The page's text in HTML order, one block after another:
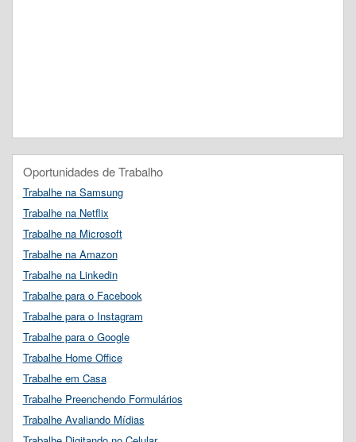
Oportunidades de Trabalho
Trabalhe na Samsung
Trabalhe na Netflix
Trabalhe na Microsoft
Trabalhe na Amazon
Trabalhe na Linkedin
Trabalhe para o Facebook
Trabalhe para o Instagram
Trabalhe para o Google
Trabalhe Home Office
Trabalhe em Casa
Trabalhe Preenchendo Formulários
Trabalhe Avaliando Mídias